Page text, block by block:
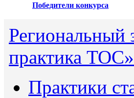
Победители конкурса
Региональный
практика
Практики